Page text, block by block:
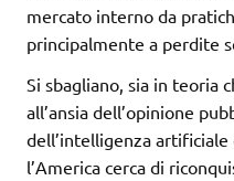
mercato interno da
principalmente a perdite
Si sbagliano, sia in teoria
all’ansia dell’opinione
dell’intelligenza
l’America cerca di